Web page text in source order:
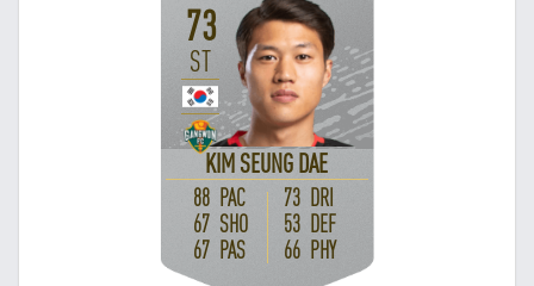
73
ST
KIM SEUNG DAE
88 PAC
67 SHO
67 PAS
73 DRI
53 DEF
66 PHY